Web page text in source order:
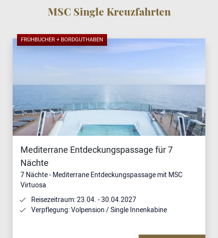
MSC Single Kreuzfahrten
FRÜHBUCHER + BORDGUTHABEN
Mediterrane Entdeckungspassage für 7
Nächte
7 Nächte - Mediterrane Entdeckungspassage mit MSC
Virtuosa
Reisezeitraum: 23.04. - 30.04.2027
Verpflegung: Volpension / Single Innenkabine